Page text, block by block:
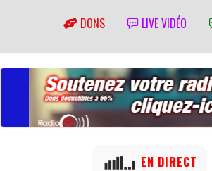
DONS LIVE VIDÉO
EN DIRECT